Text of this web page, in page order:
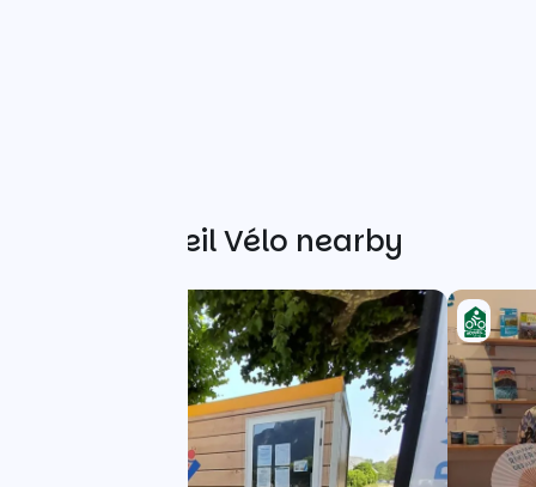
Other Accueil Vélo nearby